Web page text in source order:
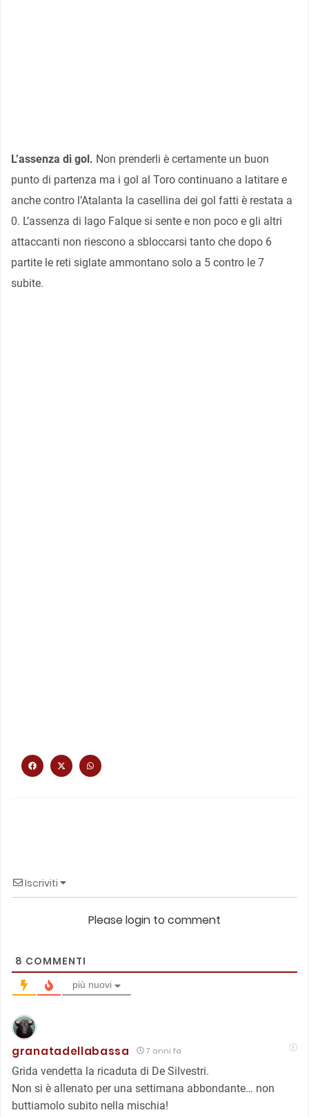
L’assenza di gol. Non prenderli è certamente un buon
punto di partenza ma i gol al Toro continuano a latitare e
anche contro l’Atalanta la casellina dei gol fatti è restata a
0. L’assenza di Iago Falque si sente e non poco e gli altri
attaccanti non riescono a sbloccarsi tanto che dopo 6
partite le reti siglate ammontano solo a 5 contro le 7
subite.
Iscriviti
Please login to comment
8 COMMENTI
più nuovi
granatadellabassa 7 anni fa
Grida vendetta la ricaduta di De Silvestri.
Non si è allenato per una settimana abbondante… non
buttiamolo subito nella mischia!